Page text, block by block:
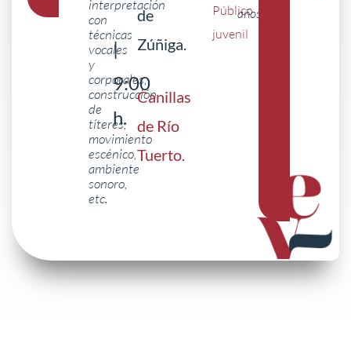
interpretación
con
técnicas
vocales
y
corporales,
construcción
de
títeres,
movimiento
escénico,
ambiente
sonoro,
etc.
|
9:00
h.
de
Zúñiga.
Canillas
de Río
Tuerto.
Público
juvenil
años